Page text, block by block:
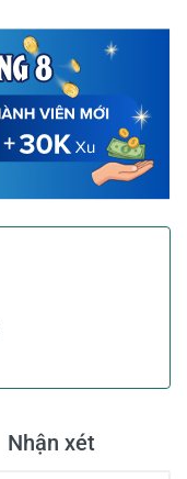
Nhận xét